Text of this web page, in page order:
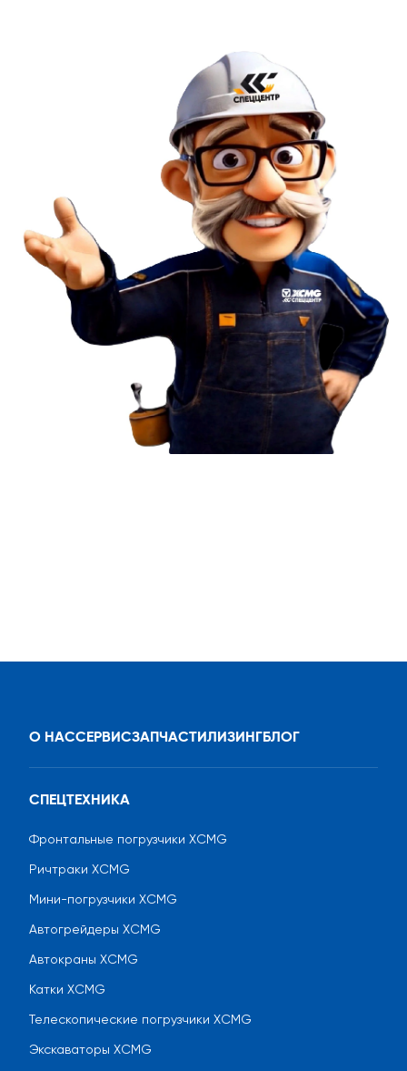
О НАССЕРВИСЗАПЧАСТИЛИЗИНГБЛОГ
СПЕЦТЕХНИКА
Фронтальные погрузчики XCMG
Ричтраки XCMG
Мини-погрузчики XCMG
Автогрейдеры XCMG
Автокраны XCMG
Катки XCMG
Телескопические погрузчики XCMG
Экскаваторы XCMG